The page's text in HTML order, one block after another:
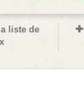
liste de